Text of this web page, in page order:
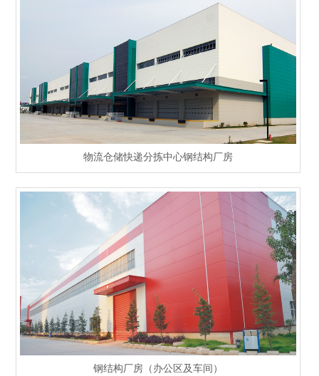
物流仓储快递分拣中心钢结构厂房
钢结构厂房（办公区及车间）